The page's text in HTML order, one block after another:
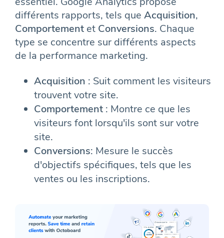
différents rapports, tels que Acquisition,
Comportement et Conversions. Chaque
type se concentre sur différents aspects
de la performance marketing.
Acquisition : Suit comment les visiteurs
trouvent votre site.
Comportement : Montre ce que les
visiteurs font lorsqu'ils sont sur votre
site.
Conversions: Mesure le succès
d'objectifs spécifiques, tels que les
ventes ou les inscriptions.